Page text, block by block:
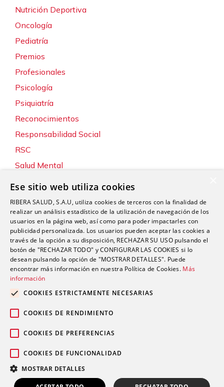
Nutrición Deportiva
Oncología
Pediatría
Premios
Profesionales
Psicología
Psiquiatría
Reconocimientos
Responsabilidad Social
RSC
Salud Mental
Sostenibilidad y Medio Ambiente
Tecnología
Traumatología y Cirugía Ortopédica
Unidad de Tráfico
Urgencias
Urología
© 2026 Grupo Ribera |
| |Pedir cita
Ese sitio web utiliza cookies
RIBERA SALUD, S.A.U, utiliza cookies de terceros con la finalidad de
realizar un análisis estadístico de la utilización de navegación de los
usuarios en la página web, así como para poder impactarles con
publicidad personalizada. Los usuarios pueden aceptar las cookies a
través de la opción a su disposición, RECHAZAR SU USO pulsando el
botón de "RECHAZAR TODO" y CONFIGURAR LAS COOKIES si lo
desean pulsando la opción de "MOSTRAR DETALLES". Puede
encontrar más información en nuestra Política de Cookies. Más
información
COOKIES ESTRICTAMENTE NECESARIAS
COOKIES DE RENDIMIENTO
COOKIES DE PREFERENCIAS
COOKIES DE FUNCIONALIDAD
MOSTRAR DETALLES